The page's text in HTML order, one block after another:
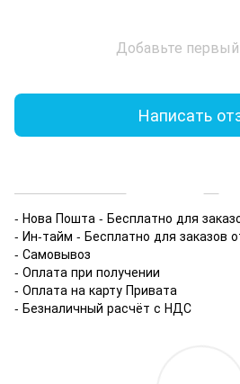
Добавьте
Написать
- Нова Пошта - Бесплатно для
- Ин-тайм - Бесплатно для заказов
- Самовывоз
- Оплата при получении
- Оплата на карту Привата
- Безналичный расчёт с НДС